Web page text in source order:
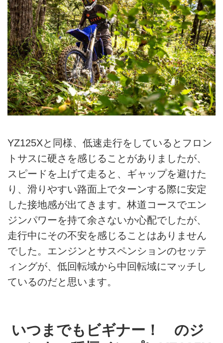
YZ125Xと同様、低速走行をしているとフロン
トサスに硬さを感じることがありましたが、
スピードを上げて走ると、ギャップを避けた
り、滑りやすい路面上でターンする際に安定
した接地感が出てきます。林道コースでエン
ジンパワーを持て余さないか心配でしたが、
走行中にその不安を感じることはありません
でした。エンジンとサスペンションのセッテ
ィングが、低回転域から中回転域にマッチし
ているのだと思います。
いつまでもビギナー！ のジ